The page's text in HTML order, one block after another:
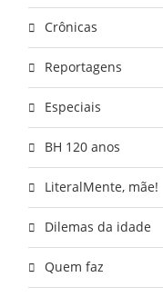
Crônicas
Reportagens
Especiais
BH 120 anos
LiteralMente, mãe!
Dilemas da idade
Quem faz